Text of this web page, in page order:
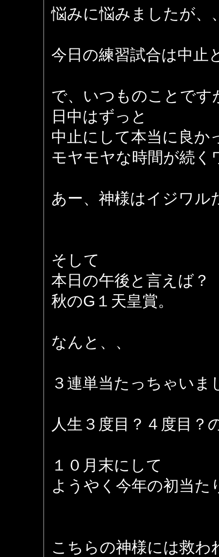
悩みに悩みましたが、
今日の練習試合は中止
で、いつものことです
日中はずっと
中止にして本当に良か
モヤモヤな時間が続く
あー、神様はイジワル
そして
本日の午後と言えば？
秋のG１天皇賞。
なんと、、
３連単当たっちゃいま
人生３度目？４度目？
１０月末にして
ようやく今年の初当た
こちらの神様には救わ